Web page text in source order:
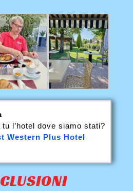
l’hotel dove siamo stati?
Western Plus Hotel